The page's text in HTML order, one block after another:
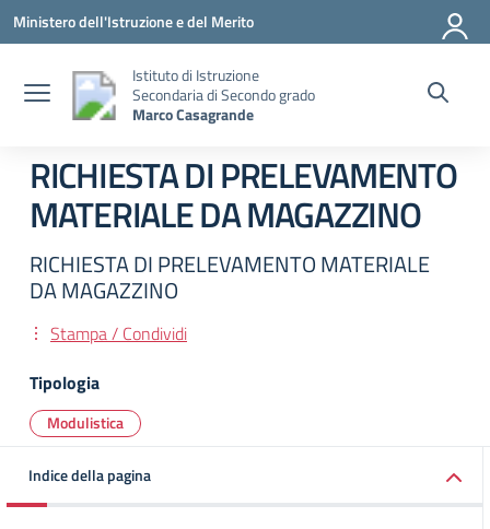
Vai ai contenuti
Vai al menu di navigazione
Vai al footer
Ministero dell'Istruzione e del Merito
Istituto di Istruzione
Secondaria di Secondo grado
Marco Casagrande
RICHIESTA DI PRELEVAMENTO
MATERIALE DA MAGAZZINO
RICHIESTA DI PRELEVAMENTO MATERIALE
DA MAGAZZINO
Stampa / Condividi
Tipologia
Modulistica
Indice della pagina